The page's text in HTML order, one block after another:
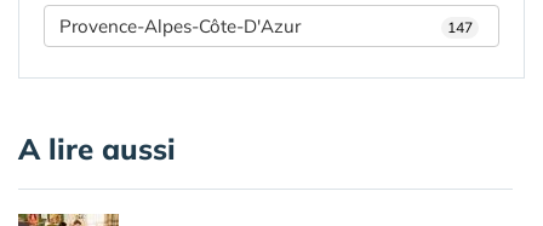
Provence-Alpes-Côte-D'Azur 147
A lire aussi